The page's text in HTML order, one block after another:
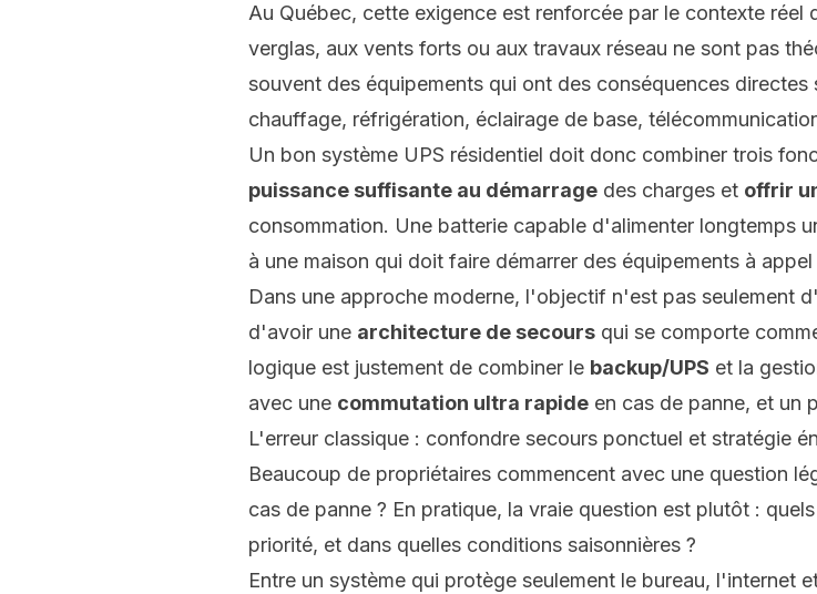
Au Québec, cette exigence est renforcée par le contexte réel
verglas, aux vents forts ou aux travaux réseau ne sont pas
souvent des équipements qui ont des conséquences
chauffage, réfrigération, éclairage de base,
Un bon système UPS résidentiel doit donc combiner trois
puissance suffisante au démarrage des charges et offrir
consommation. Une batterie capable d'alimenter longtemps
à une maison qui doit faire démarrer des équipements à
Dans une approche moderne, l'objectif n'est pas seulement
d'avoir une architecture de secours qui se comporte
logique est justement de combiner le backup/UPS et la
avec une commutation ultra rapide en cas de panne, et un
L'erreur classique : confondre secours ponctuel et stratégie
Beaucoup de propriétaires commencent avec une question
cas de panne ? En pratique, la vraie question est plutôt :
priorité, et dans quelles conditions saisonnières ?
Entre un système qui protège seulement le bureau, l'internet